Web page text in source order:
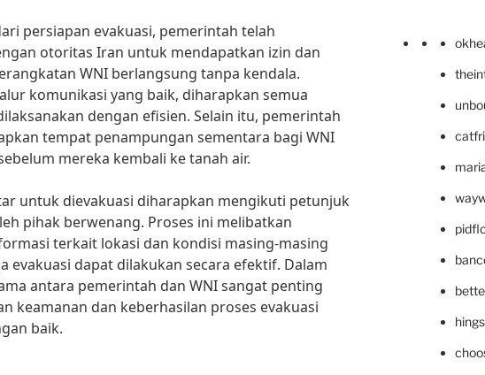
persiapan evakuasi, pemerintah telah
otoritas Iran untuk mendapatkan izin dan
WNI berlangsung tanpa kendala.
komunikasi yang baik, diharapkan semua
dengan efisien. Selain itu, pemerintah
tempat penampungan sementara bagi WNI
mereka kembali ke tanah air.
untuk dievakuasi diharapkan mengikuti petunjuk
pihak berwenang. Proses ini melibatkan
terkait lokasi dan kondisi masing-masing
evakuasi dapat dilakukan secara efektif. Dalam
antara pemerintah dan WNI sangat penting
keamanan dan keberhasilan proses evakuasi
baik.